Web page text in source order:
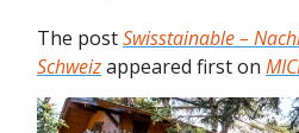
The postSwisstainable –
Schweizappeared first on